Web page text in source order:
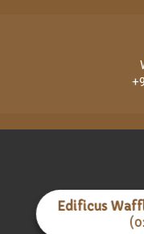
Copyright ©
Edificus